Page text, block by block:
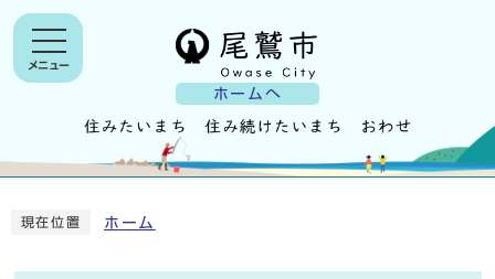
ホームへ
メニュー
現在位置 ホーム